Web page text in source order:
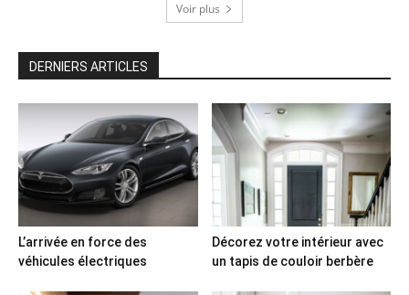
Voir plus
DERNIERS ARTICLES
L’arrivée en force des
véhicules électriques
Décorez votre intérieur avec
un tapis de couloir berbère